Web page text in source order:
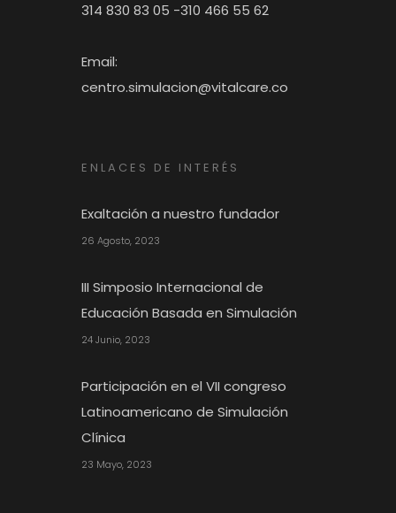
314 830 83 05 -310 466 55 62
Email:
centro.simulacion@vitalcare.co
ENLACES DE INTERÉS
Exaltación a nuestro fundador
26 Agosto, 2023
III Simposio Internacional de
Educación Basada en Simulación
24 Junio, 2023
Participación en el VII congreso
Latinoamericano de Simulación
Clínica
23 Mayo, 2023